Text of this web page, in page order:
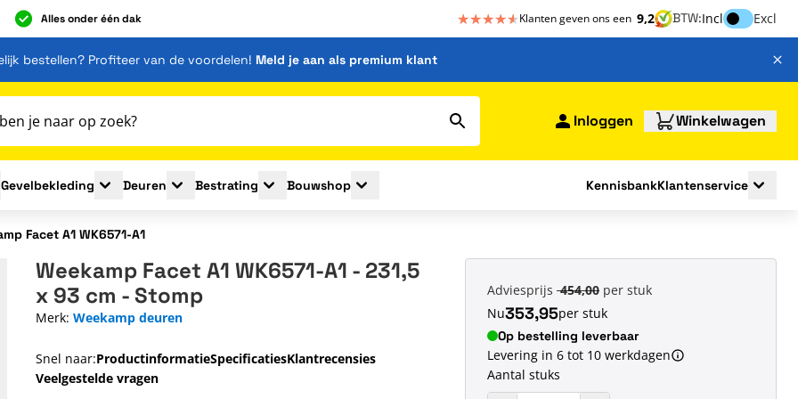
Alles onder één dak ★★★★★
★★★★★Klanten geven ons een 9,2 BTW:InclInclusief btw
Excl
bestellen? Profiteer van de voordelen! Meld je aan als premium klant
Inloggen Winkelwagen
Plaatmaterialen
submenu for Isolatie
Gevelbekleding
Toggle submenu for Gevelbekleding
Deuren
Toggle submenu for Deuren
Bestrating
Toggle submenu for Bestrating
Bouwshop
Toggle submenu for Bouwshop
KennisbankKlantenservice
Facet A1 WK6571-A1
Weekamp Facet A1 WK6571-A1 - 231,5
x 93 cm - Stomp
Merk: Weekamp deuren
Snel naar:ProductinformatieSpecificatiesKlantrecensies
Veelgestelde vragen
Adviesprijs 454,00 per stuk
Nu353,95per stuk
Op bestelling leverbaar
Levering in 6 tot 10 werkdagen
Aantal stuks